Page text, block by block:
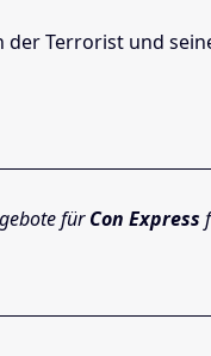
Terrorist und
fürCon Express